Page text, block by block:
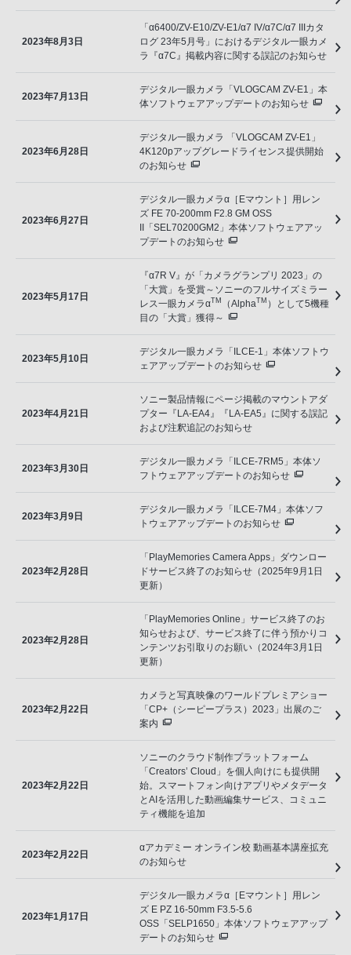
2023年8月3日
「α6400/ZV-E10/ZV-E1/α7 IV/α7C/α7 IIIカタ
ログ 23年5月号」におけるデジタル一眼カメ
ラ『α7C』掲載内容に関する誤記のお知らせ
2023年7月13日
デジタル一眼カメラ「VLOGCAM ZV-E1」本
体ソフトウェアアップデートのお知らせ
2023年6月28日
デジタル一眼カメラ 「VLOGCAM ZV-E1」
4K120pアップグレードライセンス提供開始
のお知らせ
2023年6月27日
デジタル一眼カメラα［Eマウント］用レン
ズ FE 70-200mm F2.8 GM OSS
II「SEL70200GM2」本体ソフトウェアアッ
プデートのお知らせ
2023年5月17日
『α7R V』が「カメラグランプリ 2023」の
「大賞」を受賞～ソニーのフルサイズミラー
レス一眼カメラαTM （AlphaTM ）として5機種
目の「大賞」獲得～
2023年5月10日
デジタル一眼カメラ「ILCE-1」本体ソフトウ
ェアアップデートのお知らせ
2023年4月21日
ソニー製品情報にページ掲載のマウントアダ
プター『LA-EA4』『LA-EA5』に関する誤記
および注釈追記のお知らせ
2023年3月30日
デジタル一眼カメラ「ILCE-7RM5」本体ソ
フトウェアアップデートのお知らせ
2023年3月9日
デジタル一眼カメラ「ILCE-7M4」本体ソフ
トウェアアップデートのお知らせ
2023年2月28日
「PlayMemories Camera Apps」ダウンロー
ドサービス終了のお知らせ（2025年9月1日
更新）
2023年2月28日
「PlayMemories Online」サービス終了のお
知らせおよび、サービス終了に伴う預かりコ
ンテンツお引取りのお願い（2024年3月1日
更新）
2023年2月22日
カメラと写真映像のワールドプレミアショー
「CP+（シーピープラス）2023」出展のご
案内
2023年2月22日
ソニーのクラウド制作プラットフォーム
「Creators’ Cloud」を個人向けにも提供開
始。スマートフォン向けアプリやメタデータ
とAIを活用した動画編集サービス、コミュニ
ティ機能を追加
2023年2月22日
αアカデミー オンライン校 動画基本講座拡充
のお知らせ
2023年1月17日
デジタル一眼カメラα［Eマウント］用レン
ズ E PZ 16-50mm F3.5-5.6
OSS「SELP1650」本体ソフトウェアアップ
デートのお知らせ